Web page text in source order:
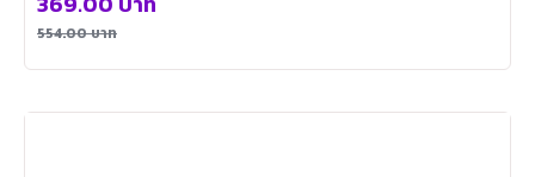
554.00บาท